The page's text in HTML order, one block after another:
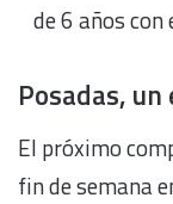
de 6 años
Posadas,
El próximo
fin de semana